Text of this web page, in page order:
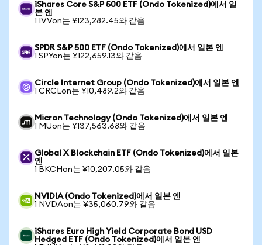
iShares Core S&P 500 ETF (Ondo Tokenized)에서 일
본 엔
1 IVVon는 ¥123,282.45와 같음
SPDR S&P 500 ETF (Ondo Tokenized)에서 일본 엔
1 SPYon는 ¥122,659.13와 같음
Circle Internet Group (Ondo Tokenized)에서 일본 엔
1 CRCLon는 ¥10,489.2와 같음
Micron Technology (Ondo Tokenized)에서 일본 엔
1 MUon는 ¥137,563.68와 같음
Global X Blockchain ETF (Ondo Tokenized)에서 일본
엔
1 BKCHon는 ¥10,207.05와 같음
NVIDIA (Ondo Tokenized)에서 일본 엔
1 NVDAon는 ¥35,060.79와 같음
iShares Euro High Yield Corporate Bond USD
Hedged ETF (Ondo Tokenized)에서 일본 엔